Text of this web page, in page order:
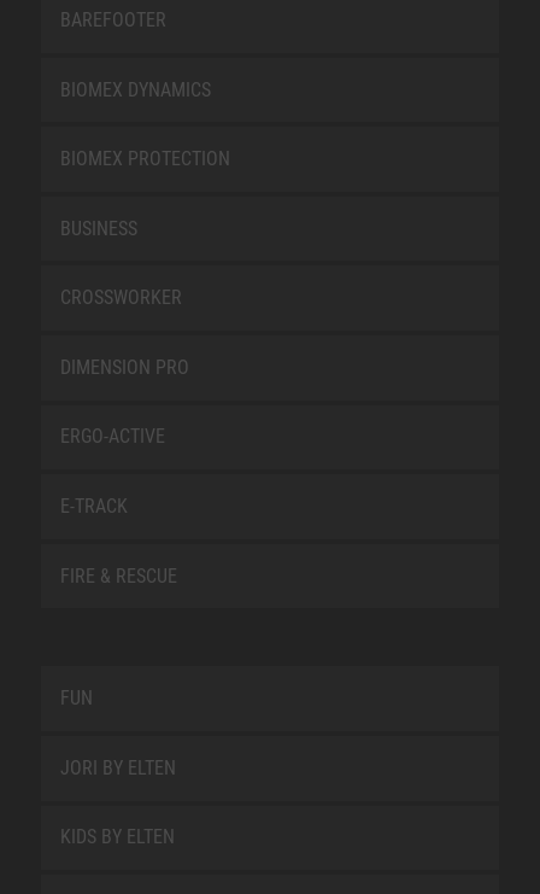
BAREFOOTER
BIOMEX DYNAMICS
BIOMEX PROTECTION
BUSINESS
CROSSWORKER
DIMENSION PRO
ERGO-ACTIVE
E-TRACK
FIRE & RESCUE
FUN
JORI BY ELTEN
KIDS BY ELTEN